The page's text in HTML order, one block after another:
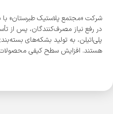
پلی‌اتیلن، به تولید بشکه‌های
هستند. افزایش سطح کیفی محصولات